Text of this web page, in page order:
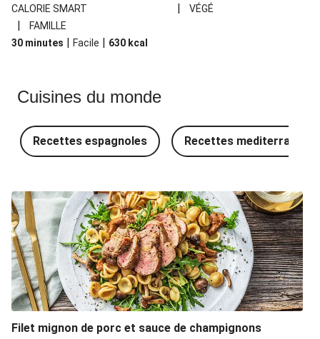
CALORIE SMART
| VÉGÉ
|
FAMILLE
30 minutes | Facile | 630 kcal
Cuisines du monde
Recettes espagnoles Recettes
Filet mignon de porc et sauce de champignons